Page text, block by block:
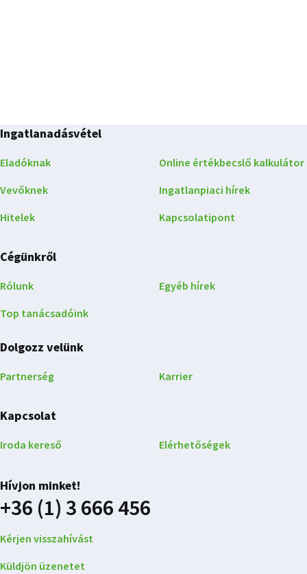
Ingatlanadásvétel
Eladóknak
Vevőknek
Hitelek
Online értékbecslő kalkulátor
Ingatlanpiaci hírek
Kapcsolatipont
Cégünkről
Rólunk
Top tanácsadóink
Egyéb hírek
Dolgozz velünk
Partnerség Karrier
Kapcsolat
Iroda kereső Elérhetőségek
Hívjon minket!
+36 (1) 3 666 456
Kérjen visszahívást
Küldjön üzenetet